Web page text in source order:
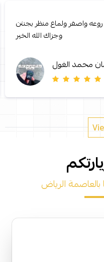
روعه واصفر ولماع منظر بجننن
وجزاك الله الخير
محمد الغول
بالعاصمة الرياض